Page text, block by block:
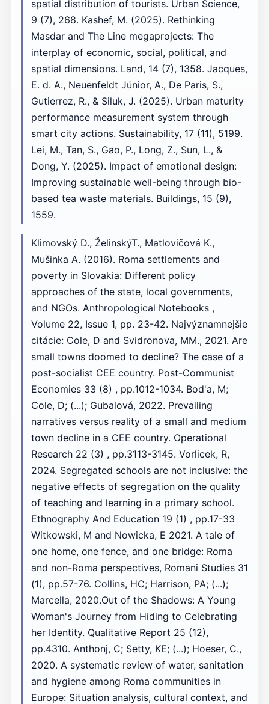
spatial distribution of tourists. Urban Science,
9 (7), 268. Kashef, M. (2025). Rethinking
Masdar and The Line megaprojects: The
interplay of economic, social, political, and
spatial dimensions. Land, 14 (7), 1358. Jacques,
E. d. A., Neuenfeldt Júnior, A., De Paris, S.,
Gutierrez, R., & Siluk, J. (2025). Urban maturity
performance measurement system through
smart city actions. Sustainability, 17 (11), 5199.
Lei, M., Tan, S., Gao, P., Long, Z., Sun, L., &
Dong, Y. (2025). Impact of emotional design:
Improving sustainable well-being through bio-
based tea waste materials. Buildings, 15 (9),
1559.
Klimovský D., ŽelinskýT., Matlovičová K.,
Mušinka A. (2016). Roma settlements and
poverty in Slovakia: Different policy
approaches of the state, local governments,
and NGOs. Anthropological Notebooks ,
Volume 22, Issue 1, pp. 23-42. Najvýznamnejšie
citácie: Cole, D and Svidronova, MM., 2021. Are
small towns doomed to decline? The case of a
post-socialist CEE country. Post-Communist
Economies 33 (8) , pp.1012-1034. Bod'a, M;
Cole, D; (...); Gubalová, 2022. Prevailing
narratives versus reality of a small and medium
town decline in a CEE country. Operational
Research 22 (3) , pp.3113-3145. Vorlicek, R,
2024. Segregated schools are not inclusive: the
negative effects of segregation on the quality
of teaching and learning in a primary school.
Ethnography And Education 19 (1) , pp.17-33
Witkowski, M and Nowicka, E 2021. A tale of
one home, one fence, and one bridge: Roma
and non-Roma perspectives, Romani Studies 31
(1), pp.57-76. Collins, HC; Harrison, PA; (...);
Marcella, 2020.Out of the Shadows: A Young
Woman's Journey from Hiding to Celebrating
her Identity. Qualitative Report 25 (12),
pp.4310. Anthonj, C; Setty, KE; (...); Hoeser, C.,
2020. A systematic review of water, sanitation
and hygiene among Roma communities in
Europe: Situation analysis, cultural context, and